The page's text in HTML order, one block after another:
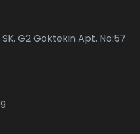
G2 Göktekin Apt. No:57